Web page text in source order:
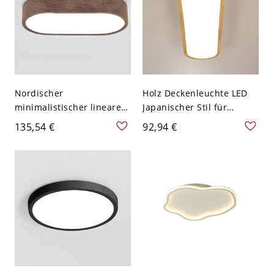
Nordischer
minimalistischer linearer
LED-Deckenleuchte,
schlanke Holzmaserung
Deckenleuchte mit
Farbe 110V-120V 30,48 cm
Weißlicht
135,54 €
Holz Deckenleuchte LED
Japanischer Stil für
Schlafzimmer - 110V-120V
64,77 cm Weißlicht
92,94 €